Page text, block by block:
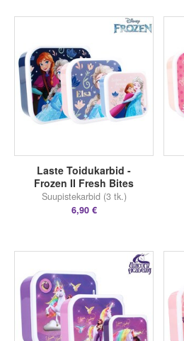
Laste Toidukarbid -
Frozen II Fresh Bites
Suupistekarbid (3 tk.)
6,90 €